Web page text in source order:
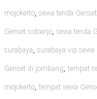
mojokerto, sewa tenda
Genset sidoarjo, sewa tenda
surabaya, surabaya vip sewa
Genset di jombang, tempat
mojokerto, tempat sewa